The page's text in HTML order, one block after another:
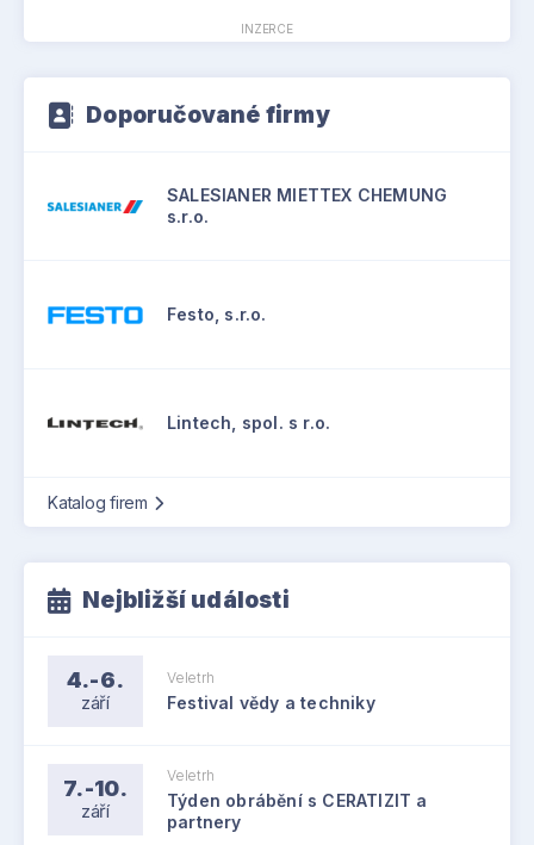
INZERCE
Doporučované firmy
SALESIANER MIETTEX CHEMUNG
s.r.o.
Festo, s.r.o.
Lintech, spol. s r.o.
Katalog firem
Nejbližší události
4.-6.
září
Veletrh
Festival vědy a techniky
7.-10.
září
Veletrh
Týden obrábění s CERATIZIT a
partnery